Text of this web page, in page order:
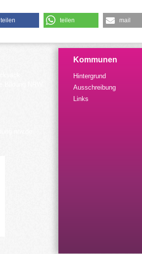
teilen teilen mail
Kommunen
Hintergrund
Ausschreibung
Links